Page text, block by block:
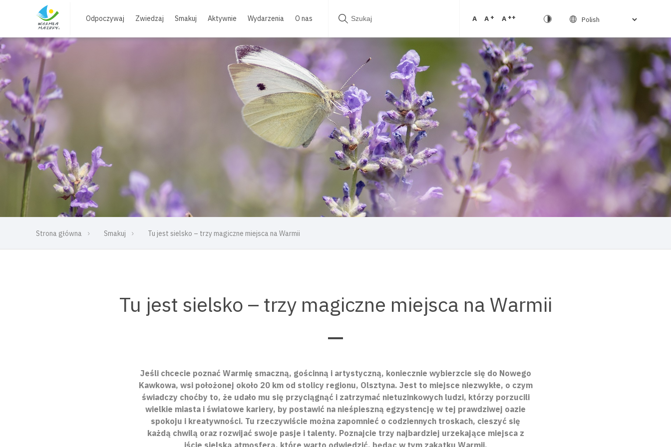
Odpoczywaj Zwiedzaj Smakuj Aktywnie Wydarzenia O nas A A + A ++
Strona główna Smakuj Tu jest sielsko – trzy magiczne miejsca na Warmii
Tu jest sielsko – trzy magiczne miejsca na Warmii
Jeśli chcecie poznać Warmię smaczną, gościnną i artystyczną, koniecznie wybierzcie się do Nowego
Kawkowa, wsi położonej około 20 km od stolicy regionu, Olsztyna. Jest to miejsce niezwykłe, o czym
świadczy choćby to, że udało mu się przyciągnąć i zatrzymać nietuzinkowych ludzi, którzy porzucili
wielkie miasta i światowe kariery, by postawić na nieśpieszną egzystencję w tej prawdziwej oazie
spokoju i kreatywności. Tu rzeczywiście można zapomnieć o codziennych troskach, cieszyć się
każdą chwilą oraz rozwijać swoje pasje i talenty. Poznajcie trzy najbardziej urzekające miejsca z
iście sielską atmosferą, które warto odwiedzić, będąc w tym zakątku Warmii.